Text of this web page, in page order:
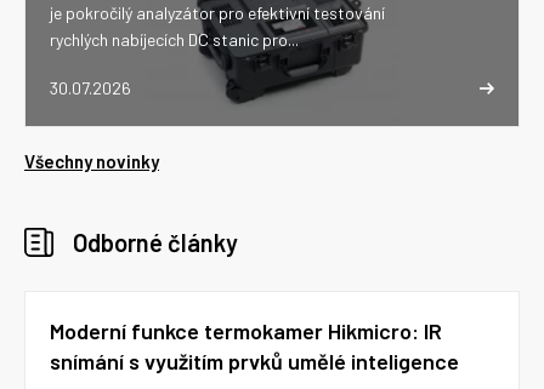
30.07.2026
je pokročilý analyzátor pro efektivní testování
rychlých nabíjecích DC stanic pro...
Všechny novinky
Odborné články
Moderní funkce termokamer Hikmicro: IR
snímání s využitím prvků umělé inteligence